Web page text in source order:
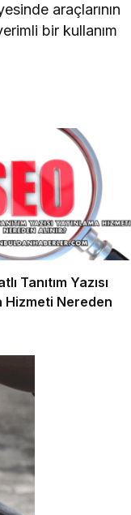
araçlarının
bir kullanım
Tanıtım Yazısı
Hizmeti Nereden